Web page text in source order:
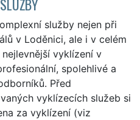
služby nejen při
v Loděnici, ale i v celém
vyklízení v
spolehlivé a
Před
vyklízecích služeb si
za vyklízení (viz